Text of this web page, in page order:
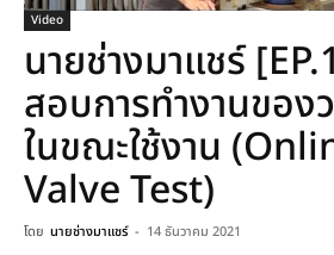
Video
นายช่างมาแชร์
สอบการทํางานของ
ในขณะใช้งาน
Valve Test)
โดย นายช่างมาแชร์ - 14 ธันวาคม 2021